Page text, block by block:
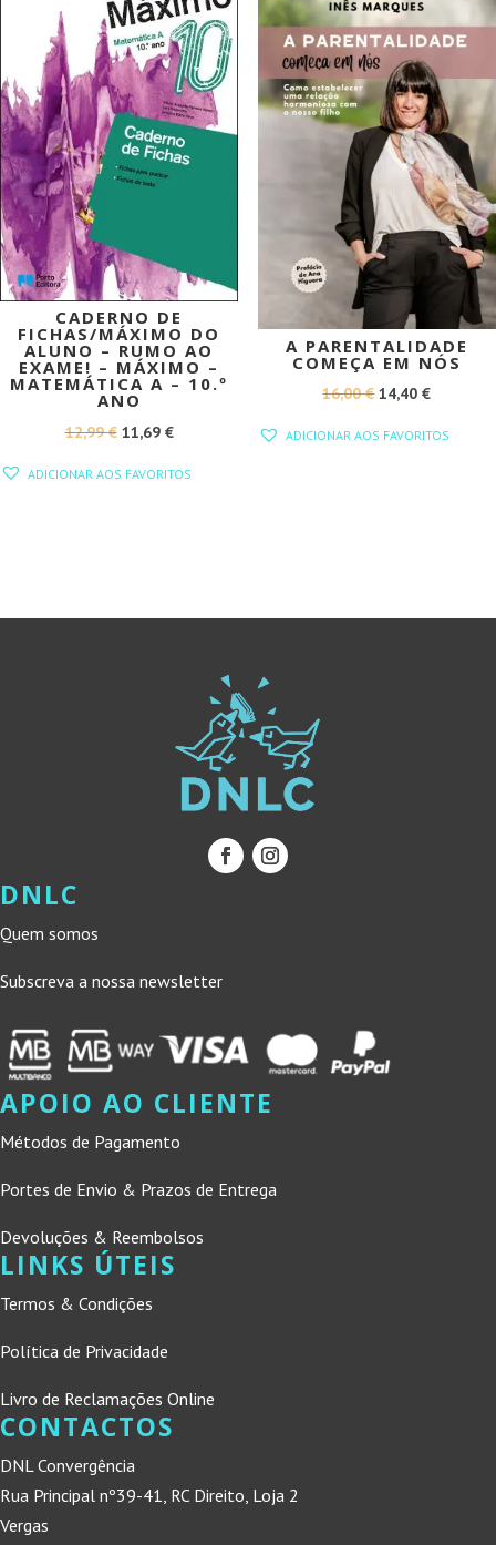
CADERNO DE
FICHAS/MÁXIMO DO
ALUNO – RUMO AO
EXAME! – MÁXIMO –
MATEMÁTICA A – 10.º
ANO
12,99€ O
11,69 €O
ADICIONAR AOS FAVORITOS
A PARENTALIDADE
COMEÇA EM NÓS
16,00€O
14,40€O
ADICIONAR AOS FAVORITOS
DNLC
Quem somos
Subscreva a nossa newsletter
APOIO AO CLIENTE
Métodos de Pagamento
Portes de Envio & Prazos de Entrega
Devoluções & Reembolsos
LINKS ÚTEIS
Termos & Condições
Política de Privacidade
Livro de Reclamações Online
CONTACTOS
DNL Convergência
Rua Principal nº39-41, RC Direito, Loja 2
Vergas